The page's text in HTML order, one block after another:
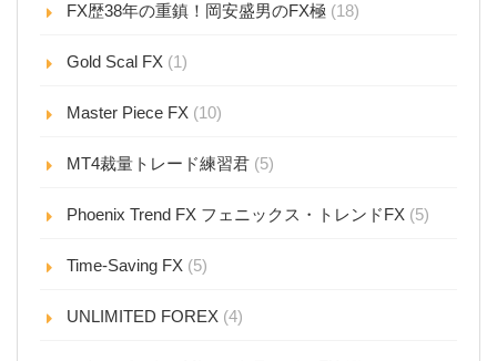
FX歴38年の重鎮！岡安盛男のFX極 (18)
Gold Scal FX (1)
Master Piece FX (10)
MT4裁量トレード練習君 (5)
Phoenix Trend FX フェニックス・トレンドFX (5)
Time-Saving FX (5)
UNLIMITED FOREX (4)